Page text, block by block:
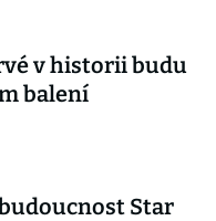
v historii budu
balení
Star